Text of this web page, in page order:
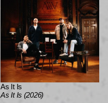
As It Is
As It Is (2026)